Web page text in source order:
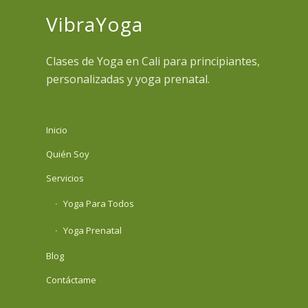
VibraYoga
Clases de Yoga en Cali para principiantes,
personalizadas y yoga prenatal.
Inicio
Quién Soy
Servicios
Yoga Para Todos
Yoga Prenatal
Blog
Contáctame